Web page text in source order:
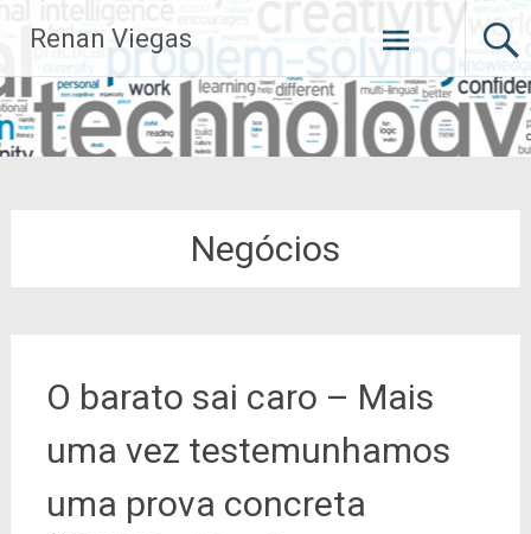
para
o
conteúdo
Renan Viegas
Negócios
O barato sai caro – Mais
uma vez testemunhamos
uma prova concreta